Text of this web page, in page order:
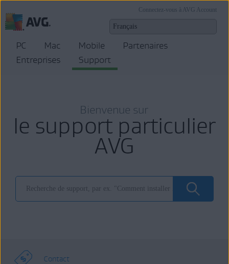
Connectez-vous à AVG Account
PC Mac Mobile
Partenaires
Entreprises
Support
Bienvenue sur
le support particulier
AVG
Contact